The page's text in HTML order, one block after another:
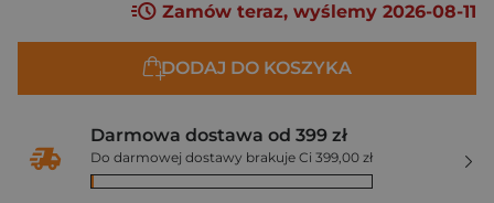
Zamów teraz, wyślemy 2026-08-11
DODAJ DO KOSZYKA
Darmowa dostawa od 399 zł
Do darmowej dostawy brakuje Ci 399,00 zł